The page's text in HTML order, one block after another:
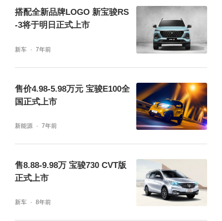
标配6气囊，配备540°全景影像，为用户提供
方线上渠道（宝骏汽车app、宝骏汽车小程
序），2000元下订宝骏云海即享价值48888元
九重大礼。即刻下订即刻享受，与宝骏汽车共
宝骏云海以其智能的配置、舒适的驾乘体验和
全面的安全保障，展现了宝骏品牌对新时代家
轿的深刻洞察。让我们一起期待宝骏云海不错
搭配全新品牌LOGO 新宝骏RS
-3将于明日正式上市
新车 7年前
售价4.98-5.98万元 宝骏E100全
国正式上市
新能源 7年前
售8.88-9.98万 宝骏730 CVT版
正式上市
新车 8年前